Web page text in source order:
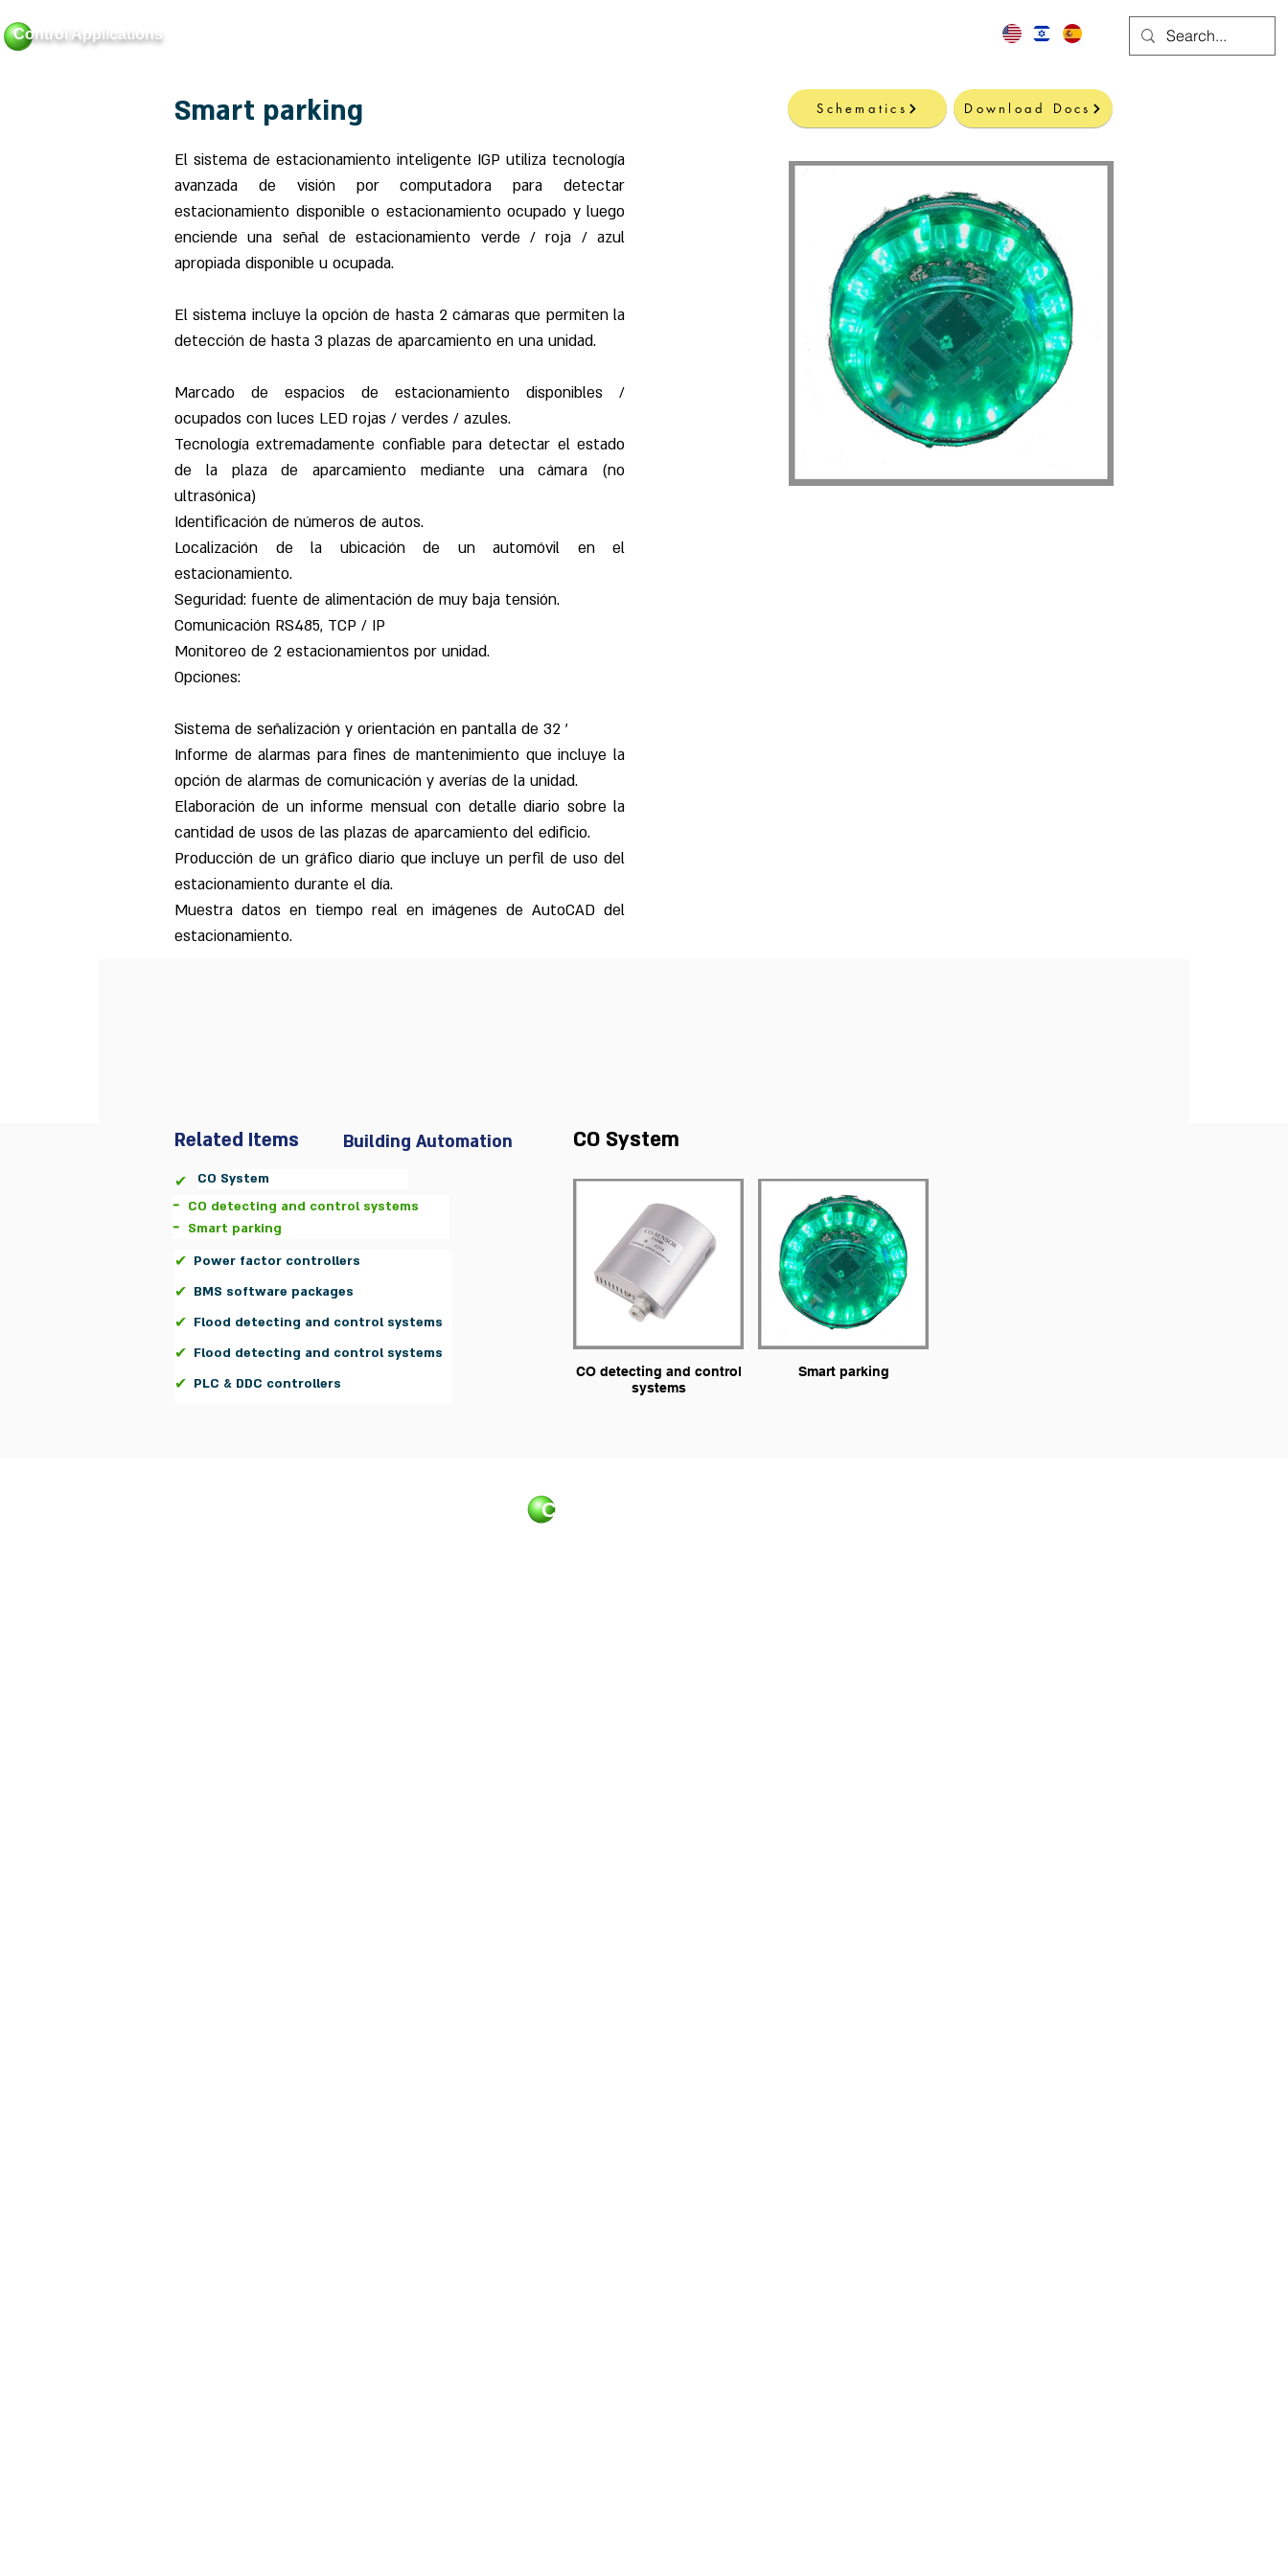
Control Applications
Smart parking Schematics Download Docs
El sistema de estacionamiento inteligente IGP utiliza tecnología
avanzada de visión por computadora para detectar
estacionamiento disponible o estacionamiento ocupado y luego
enciende una señal de estacionamiento verde / roja / azul
apropiada disponible u ocupada.
El sistema incluye la opción de hasta 2 cámaras que permiten la
detección de hasta 3 plazas de aparcamiento en una unidad.
Marcado de espacios de estacionamiento disponibles /
ocupados con luces LED rojas / verdes / azules.
Tecnología extremadamente confiable para detectar el estado
de la plaza de aparcamiento mediante una cámara (no
ultrasónica)
Identificación de números de autos.
Localización de la ubicación de un automóvil en el
estacionamiento.
Seguridad: fuente de alimentación de muy baja tensión.
Comunicación RS485, TCP / IP
Monitoreo de 2 estacionamientos por unidad.
Opciones:
Sistema de señalización y orientación en pantalla de 32 '
Informe de alarmas para fines de mantenimiento que incluye la
opción de alarmas de comunicación y averías de la unidad.
Elaboración de un informe mensual con detalle diario sobre la
cantidad de usos de las plazas de aparcamiento del edificio.
Producción de un gráfico diario que incluye un perfil de uso del
estacionamiento durante el día.
Muestra datos en tiempo real en imágenes de AutoCAD del
estacionamiento.
Related Items Building Automation
✔ CO System
- CO detecting and control systems
- Smart parking
✔ Power factor controllers
✔ BMS software packages
✔ Flood detecting and control systems
✔ Flood detecting and control systems
✔ PLC & DDC controllers
CO System
CO detecting and control
systems
Smart parking
Control Applications